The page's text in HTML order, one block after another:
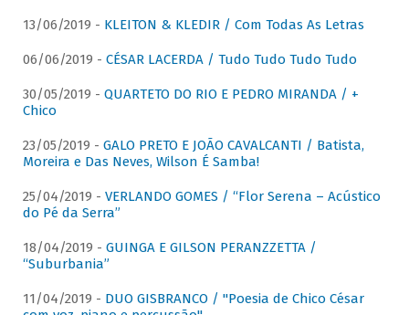
13/06/2019 - KLEITON & KLEDIR / Com Todas As Letras
06/06/2019 - CÉSAR LACERDA / Tudo Tudo Tudo Tudo
30/05/2019 - QUARTETO DO RIO E PEDRO MIRANDA / +
Chico
23/05/2019 - GALO PRETO E JOÃO CAVALCANTI / Batista,
Moreira e Das Neves, Wilson É Samba!
25/04/2019 - VERLANDO GOMES / “Flor Serena – Acústico
do Pé da Serra”
18/04/2019 - GUINGA E GILSON PERANZZETTA /
“Suburbania”
11/04/2019 - DUO GISBRANCO / "Poesia de Chico César